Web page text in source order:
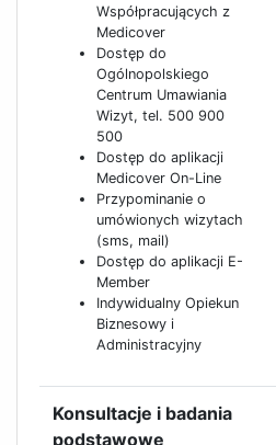
Współpracujących z
Medicover
Dostęp do
Ogólnopolskiego
Centrum Umawiania
Wizyt, tel. 500 900
500
Dostęp do aplikacji
Medicover On-Line
Przypominanie o
umówionych wizytach
(sms, mail)
Dostęp do aplikacji E-
Member
Indywidualny Opiekun
Biznesowy i
Administracyjny
Konsultacje i badania
podstawowe